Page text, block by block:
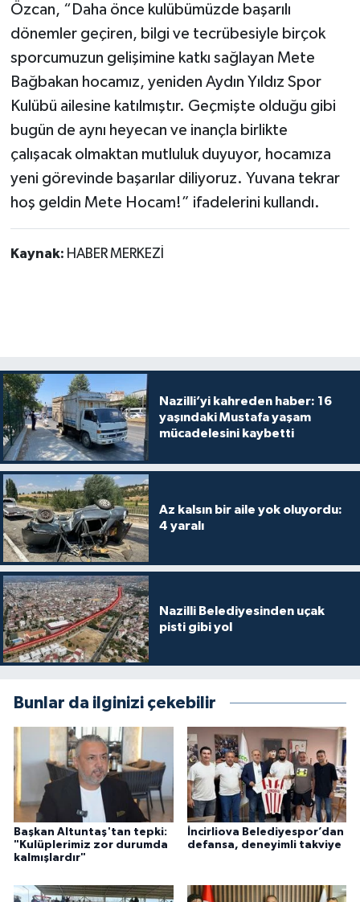
Özcan, “Daha önce kulübümüzde başarılı
dönemler geçiren, bilgi ve tecrübesiyle birçok
sporcumuzun gelişimine katkı sağlayan Mete
Bağbakan hocamız, yeniden Aydın Yıldız Spor
Kulübü ailesine katılmıştır. Geçmişte olduğu gibi
bugün de aynı heyecan ve inançla birlikte
çalışacak olmaktan mutluluk duyuyor, hocamıza
yeni görevinde başarılar diliyoruz. Yuvana tekrar
hoş geldin Mete Hocam!” ifadelerini kullandı.
Kaynak: HABER MERKEZİ
Nazilli’yi kahreden haber: 16
yaşındaki Mustafa yaşam
mücadelesini kaybetti
Az kalsın bir aile yok oluyordu:
4 yaralı
Nazilli Belediyesinden uçak
pisti gibi yol
Bunlar da ilginizi çekebilir
Başkan Altuntaş'tan tepki:
"Kulüplerimiz zor durumda
kalmışlardır"
İncirliova Belediyespor’dan
defansa, deneyimli takviye